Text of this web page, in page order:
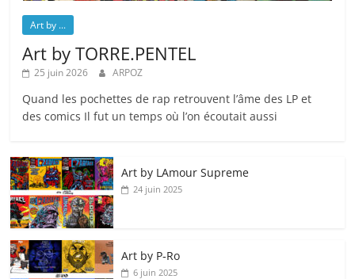
Art by ...
Art by TORRE.PENTEL
25 juin 2026 ARPOZ
Quand les pochettes de rap retrouvent l’âme des LP et
des comics Il fut un temps où l’on écoutait aussi
Art by LAmour Supreme
24 juin 2025
Art by P‑Ro
6 juin 2025